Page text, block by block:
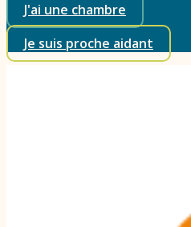
J'ai une chambre
Je suis proche aidant